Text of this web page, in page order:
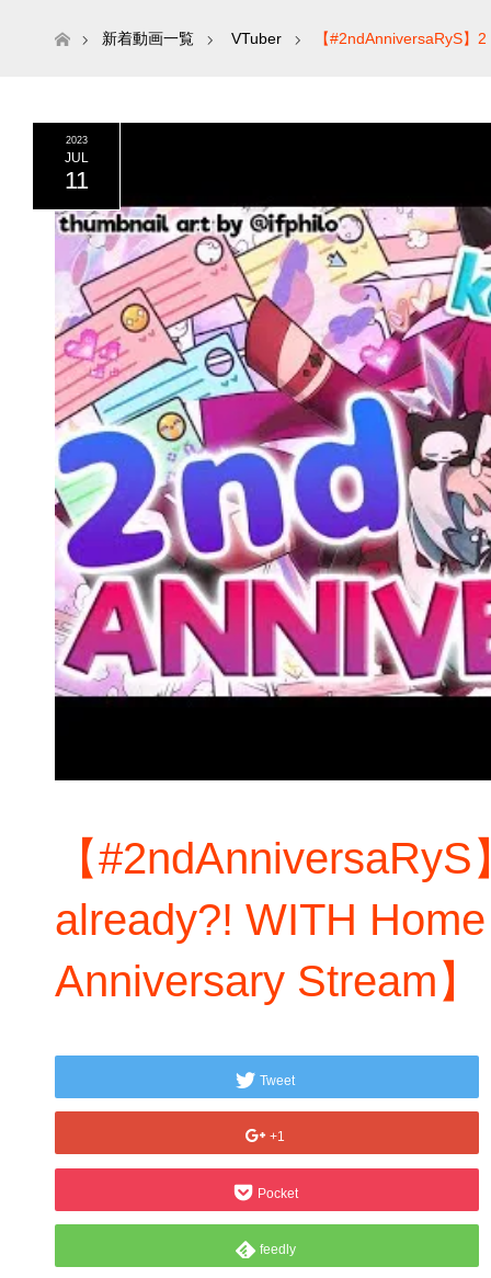
ホーム新着動画一覧 VTuber 【#2ndAnniversaRyS
2023
JUL
11
【
already?! WITH
Anniversary Stream】
Tweet
+1
Pocket
feedly